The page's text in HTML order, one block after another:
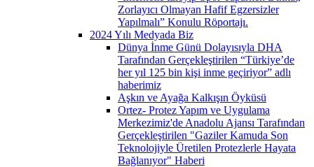
Zorlayıcı Olmayan Hafif Egzersizler
Yapılmalı” Konulu Röportajı.
2024 Yılı Medyada Biz
Dünya İnme Günü Dolayısıyla DHA
Tarafından Gerçekleştirilen “Türkiye’de
her yıl 125 bin kişi inme geçiriyor” adlı
haberimiz
Aşkın ve Ayağa Kalkışın Öyküsü
Ortez- Protez Yapım ve Uygulama
Merkezimiz'de Anadolu Ajansı Tarafından
Gerçekleştirilen "Gaziler Kamuda Son
Teknolojiyle Üretilen Protezlerle Hayata
Bağlanıyor" Haberi